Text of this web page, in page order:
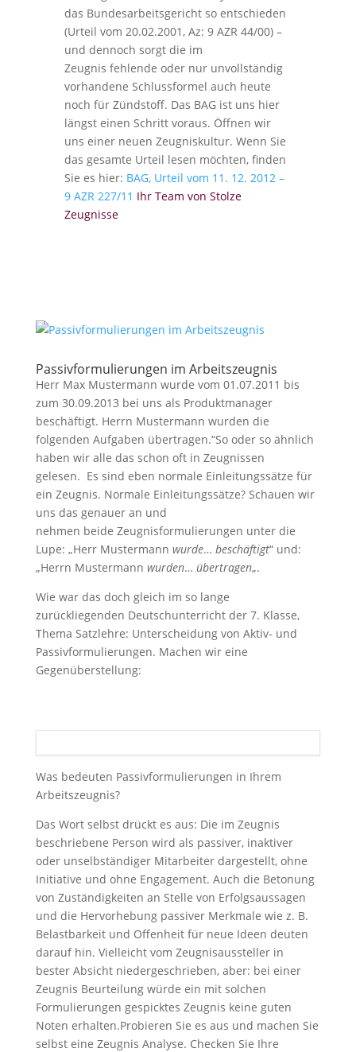
das Bundesarbeitsgericht so entschieden
(Urteil vom 20.02.2001, Az: 9 AZR 44/00) –
und dennoch sorgt die im
Zeugnis fehlende oder nur unvollständig
vorhandene Schlussformel auch heute
noch für Zündstoff. Das BAG ist uns hier
längst einen Schritt voraus. Öffnen wir
uns einer neuen Zeugniskultur. Wenn Sie
das gesamte Urteil lesen möchten, finden
Sie es hier: BAG, Urteil vom 11. 12. 2012 –
9 AZR 227/11 Ihr Team von Stolze
Zeugnisse
Passivformulierungen im Arbeitszeugnis
Herr Max Mustermann wurde vom 01.07.2011 bis
zum 30.09.2013 bei uns als Produktmanager
beschäftigt. Herrn Mustermann wurden die
folgenden Aufgaben übertragen.“So oder so ähnlich
haben wir alle das schon oft in Zeugnissen
gelesen. Es sind eben normale Einleitungssätze für
ein Zeugnis. Normale Einleitungssätze? Schauen wir
uns das genauer an und
nehmen beide Zeugnisformulierungen unter die
Lupe: „Herr Mustermann wurde… beschäftigt“ und:
„Herrn Mustermann wurden… übertragen„.
Wie war das doch gleich im so lange
zurückliegenden Deutschunterricht der 7. Klasse,
Thema Satzlehre: Unterscheidung von Aktiv- und
Passivformulierungen. Machen wir eine
Gegenüberstellung:
Was bedeuten Passivformulierungen in Ihrem
Arbeitszeugnis?
Das Wort selbst drückt es aus: Die im Zeugnis
beschriebene Person wird als passiver, inaktiver
oder unselbständiger Mitarbeiter dargestellt, ohne
Initiative und ohne Engagement. Auch die Betonung
von Zuständigkeiten an Stelle von Erfolgsaussagen
und die Hervorhebung passiver Merkmale wie z. B.
Belastbarkeit und Offenheit für neue Ideen deuten
darauf hin. Vielleicht vom Zeugnisaussteller in
bester Absicht niedergeschrieben, aber: bei einer
Zeugnis Beurteilung würde ein mit solchen
Formulierungen gespicktes Zeugnis keine guten
Noten erhalten.Probieren Sie es aus und machen Sie
selbst eine Zeugnis Analyse. Checken Sie Ihre